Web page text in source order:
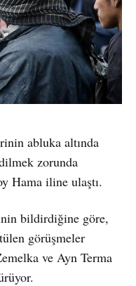
abluka altında
zorunda
Hama iline ulaştı.
bildirdiğine göre,
görüşmeler
ve Ayn Terma